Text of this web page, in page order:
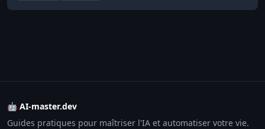
🤖 AI-master.dev
Guides pratiques pour maîtriser l'IA et automatiser votre vie.